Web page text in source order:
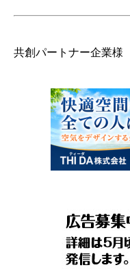
共創パートナー企業様